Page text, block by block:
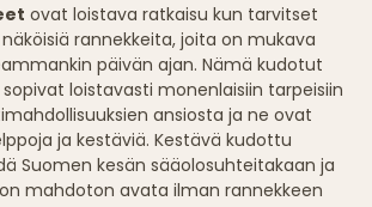
ovat loistava ratkaisu kun tarvitset
rannekkeita, joita on mukava
päivän ajan. Nämä kudotut
loistavasti monenlaisiin tarpeisiin
ansiosta ja ne ovat
ja kestäviä. Kestävä kudottu
Suomen kesän sääolosuhteitakaan ja
mahdoton avata ilman rannekkeen